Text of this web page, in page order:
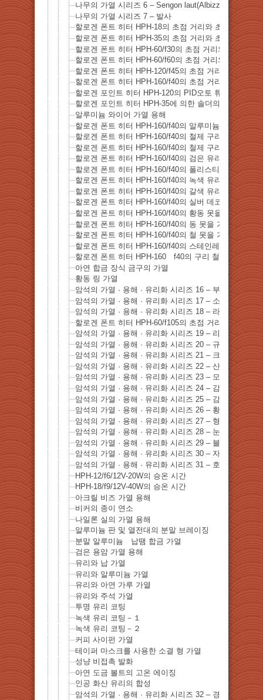
나무의 가열 시리즈 6 – Sengon laut(Albizzia Falcata)
나무의 가열 시리즈 7 – 발사
할로겐 폰트 히터 HPH-18의 초점 거리와 초점 지름
할로겐 폰트 히터 HPH-35의 초점 거리와 초점 지름
할로겐 폰트 히터 HPH-60/f30의 초점 거리와 초점 지름
할로겐 폰트 히터 HPH-60/f60의 초점 거리와 초점 지름
할로겐 폰트 히터 HPH-120/f45의 초점 거리와 초점 지
할로겐 폰트 히터 HPH-160/f40의 초점 거리와 초점 지
할로겐 포인트 히터 HPH-120의 PID오토 튜닝의 실례
할로겐 포인트 히터 HPH-35에 의한 솔더의 가열
알루미늄 와이어 가열 용해
할로겐 폰트 히터 HPH-160/f40의 알루미늄 프르 툽의
할로겐 폰트 히터 HPH-160/f40의 철제 구리 도금 스테
할로겐 폰트 히터 HPH-160/f40의 철제 구리 도금 스테
할로겐 폰트 히터 HPH-160/f40의 검은 유리 구슬의 용
할로겐 폰트 히터 HPH-160/f40의 폴리스티렌 비즈의
할로겐 폰트 히터 HPH-160/f40의 녹색 유리 파편 가열
할로겐 폰트 히터 HPH-160/f40의 갈색 유리 파편 가열
할로겐 폰트 히터 HPH-160/f40의 실버 데코 (인공 다
할로겐 폰트 히터 HPH-160/f40의 황동 못을 가열 용해
할로겐 폰트 히터 HPH-160/f40의 동 못을 가열 용해
할로겐 폰트 히터 HPH-160/f40의 철 못을 가열 용해
할로겐 폰트 히터 HPH-160/f40의 스테인레스 스틸 못
할로겐 폰트 히터 HPH-160 f40의 구리 철사을 가열
아연 합금 장식 금구의 가열
황동 링 가열
암석의 가열 · 용해 · 유리화 시리즈 16 – 부루나이토 (
암석의 가열 · 용해 · 유리화 시리즈 17 – 소달 라이트
암석의 가열 · 용해 · 유리화 시리즈 18 – 라피스라즈리(
할로겐 폰트 히터 HPH-60/f105의 초점 거리와 초점 지
암석의 가열 · 용해 · 유리화 시리즈 19 – 리디아 운모
암석의 가열 · 용해 · 유리화 시리즈 20 – 규공작석
암석의 가열 · 용해 · 유리화 시리즈 21 – 크리스탈 포
암석의 가열 · 용해 · 유리화 시리즈 22 – 산호 돌
암석의 가열 · 용해 · 유리화 시리즈 23 – 모래 돌
암석의 가열 · 용해 · 유리화 시리즈 24 – 감람석
암석의 가열 · 용해 · 유리화 시리즈 25 – 감람석
암석의 가열 · 용해 · 유리화 시리즈 26 – 황동광
암석의 가열 · 용해 · 유리화 시리즈 27 – 형석
암석의 가열 · 용해 · 유리화 시리즈 28 – 눈송이 흑요석
암석의 가열 · 용해 · 유리화 시리즈 29 – 블루 아라고나
암석의 가열 · 용해 · 유리화 시리즈 30 – 자수정
암석의 가열 · 용해 · 유리화 시리즈 31 – 호안석
HPH-12/f6/12V-20W의 승온 시간
HPH-18/f9/12V-40W의 승온 시간
아크릴 비즈 가열 용해
비커의 종이 연소
나일론 실의 가열 용해
알루미늄 판 및 열전대의 분말 브레이징
분말 알루미늄 납땜 합금 가열
검은 용암 가열 용해
유리와 납 가열
유리와 알루미늄 가열
유리와 아연 가루 가열
유리와 주석 가열
투명 유리 코팅
녹색 유리 코팅－１
녹색 유리 코팅－２
커피 사이펀 가열
테이퍼 마스크를 사용한 소결 형 가열
성냥 비접촉 발화
아연 도금 볼트의 고온 에이징
인공 화산 유리의 합성
암석의 가열 · 용해 · 유리화 시리즈 32 – 경석고